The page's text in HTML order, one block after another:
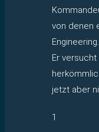
von denen
Engineering.
Er
jetzt aber
1